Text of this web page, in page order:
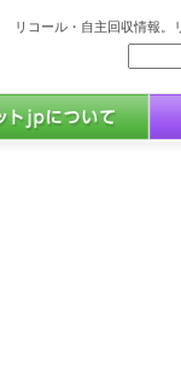
リコール・自主回収情報。